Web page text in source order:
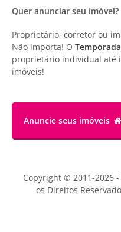
Quer anunciar seu imóvel?
Proprietário, corretor ou
Não importa! O
proprietário individual até
imóveis!
Anuncie seus imóveis
Copyright © 2011-2026 -
os Direitos